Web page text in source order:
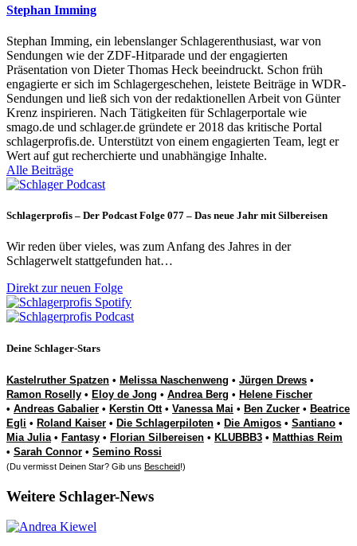
Stephan Imming
Stephan Imming, ein lebenslanger Schlagerenthusiast, war von
Sendungen wie der ZDF-Hitparade und der engagierten
Präsentation von Dieter Thomas Heck beeindruckt. Schon früh
engagierte er sich im Schlagergeschehen, leistete Beiträge in WDR-
Sendungen und ließ sich von der redaktionellen Arbeit von Günter
Krenz inspirieren. Nach Tätigkeiten für Schlagerportale wie
smago.de und schlager.de gründete er 2018 das kritische Portal
schlagerprofis.de. Unterstützt von einem engagierten Team, legt er
Wert auf gut recherchierte und unabhängige Inhalte.
Alle Beiträge
Schlagerprofis – Der Podcast Folge 077 – Das neue Jahr mit Silbereisen
Wir reden über vieles, was zum Anfang des Jahres in der
Schlagerwelt stattgefunden hat…
Direkt zur neuen Folge
Deine Schlager-Stars
Kastelruther Spatzen • Melissa Naschenweng • Jürgen Drews •
Ramon Roselly • Eloy de Jong • Andrea Berg • Helene Fischer
• Andreas Gabalier • Kerstin Ott• Vanessa Mai • Ben Zucker • Beatrice
Egli • Roland Kaiser • Die Schlagerpiloten • Die Amigos • Santiano •
Mia Julia • Fantasy • Florian Silbereisen • KLUBBB3 • Matthias Reim
• Sarah Connor • Semino Rossi
(Du vermisst Deinen Star? Gib uns Bescheid!)
Weitere Schlager-News